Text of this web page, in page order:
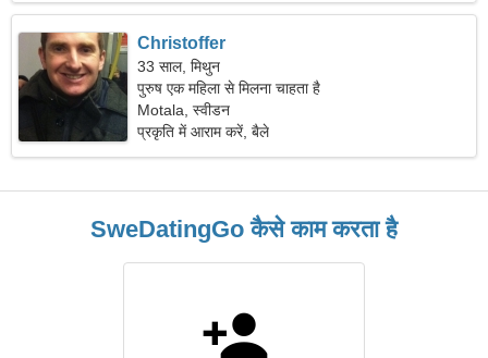
Christoffer
33 साल, मिथुन
पुरुष एक महिला से मिलना चाहता है
Motala, स्वीडन
प्रकृति में आराम करें, बैले
SweDatingGo कैसे काम करता है